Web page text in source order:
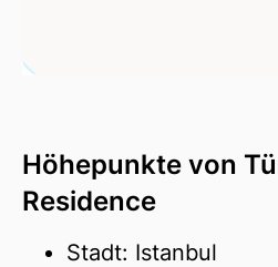
Höhepunkte von
Residence
Stadt: Istanbul